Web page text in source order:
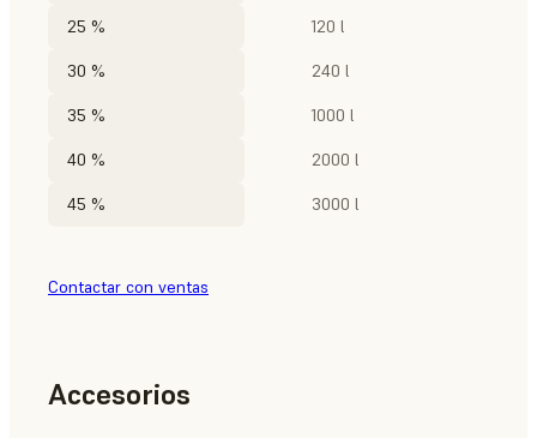
25 % 120 l
30 % 240 l
35 % 1000 l
40 % 2000 l
45 % 3000 l
Contactar con ventas
Accesorios